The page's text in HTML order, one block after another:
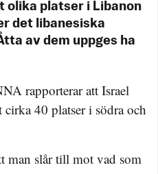
olika platser i Libanon
det libanesiska
av dem uppges ha
rapporterar att Israel
40 platser i södra och
man slår till mot vad som